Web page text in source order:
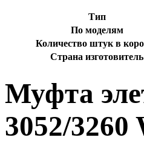
Тип
По моделям
Количество штук в
Страна изготовитель
Муфта
3052/3260